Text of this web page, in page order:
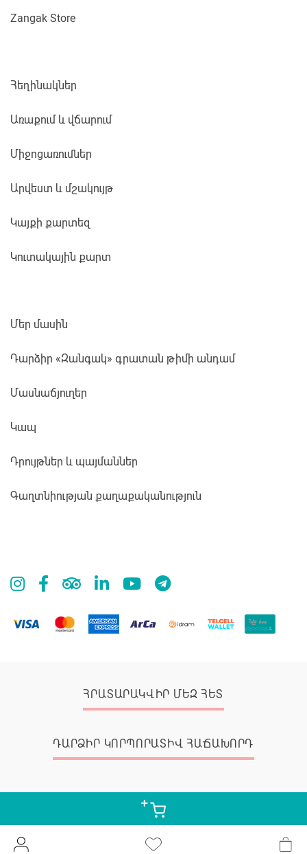
Zangak Store
Հեղինակներ
Առաքում և վճարում
Միջոցառումներ
Արվեստ և մշակույթ
Կայքի քարտեզ
Կուտակային քարտ
Մեր մասին
Դարձիր «Զանգակ» գրատան թիմի անդամ
Մասնաճյուղեր
Կապ
Դրույթներ և պայմաններ
Գաղտնիության քաղաքականություն
ՀՐԱՏԱՐԱԿՎԻՐ ՄԵԶ ՀԵՏ
ԴԱՐՁԻՐ ԿՈՐՊՈՐԱՏԻՎ ՀԱՃԱԽՈՐԴ
© 2026 Zangak Bookstore, all rights reserved